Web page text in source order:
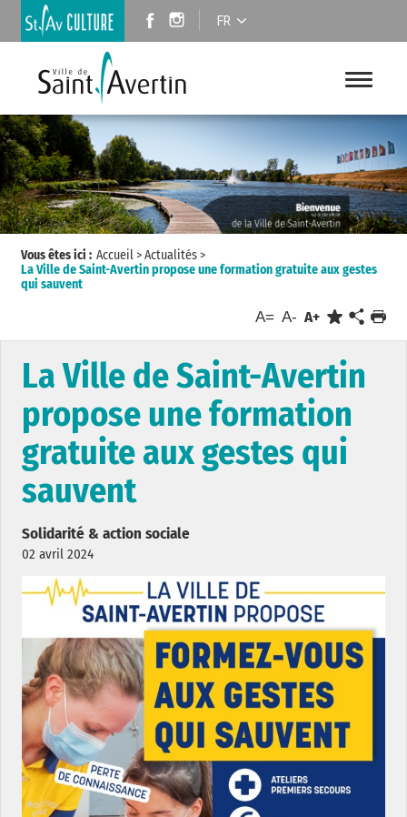
FR
Vous êtes ici : Accueil>Actualités>
La Ville de Saint-Avertin propose une formation gratuite aux gestes
qui sauvent
A= A- A+
La Ville de Saint-Avertin
propose une formation
gratuite aux gestes qui
sauvent
Solidarité & action sociale
02 avril 2024